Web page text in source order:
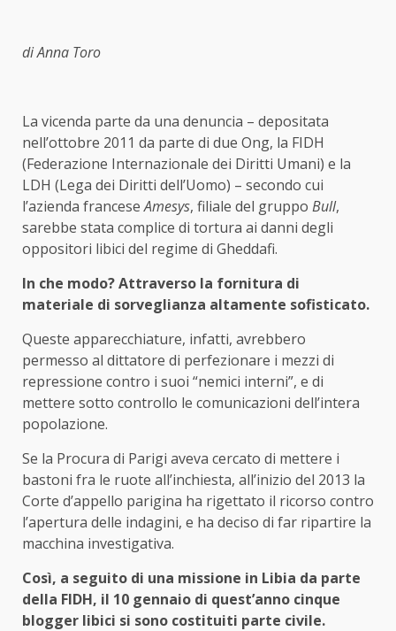
di Anna Toro
La vicenda parte da una denuncia – depositata
nell’ottobre 2011 da parte di due Ong, la FIDH
(Federazione Internazionale dei Diritti Umani) e la
LDH (Lega dei Diritti dell’Uomo) – secondo cui
l’azienda franceseAmesys, filiale del gruppo Bull,
sarebbe stata complice di tortura ai danni degli
oppositori libici del regime di Gheddafi.
In che modo? Attraverso la fornitura di
materiale di sorveglianza altamente sofisticato.
Queste apparecchiature, infatti, avrebbero
permesso al dittatore di perfezionare i mezzi di
repressione contro i suoi “nemici interni”, e di
mettere sotto controllo le comunicazioni dell’intera
popolazione.
Se la Procura di Parigi aveva cercato di mettere i
bastoni fra le ruote all’inchiesta, all’inizio del 2013 la
Corte d’appello parigina ha rigettato il ricorso contro
l’apertura delle indagini, e ha deciso di far ripartire la
macchina investigativa.
Così, a seguito di una missione in Libia da parte
della FIDH, il 10 gennaio di quest’anno cinque
blogger libici si sono costituiti parte civile.